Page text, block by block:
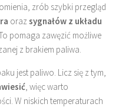
zrób szybki przegląd
oraz sygnałów z układu
To pomaga zawęzić możliwe
z brakiem paliwa.
jest paliwo. Licz się z tym,
, więc warto
W niskich temperaturach